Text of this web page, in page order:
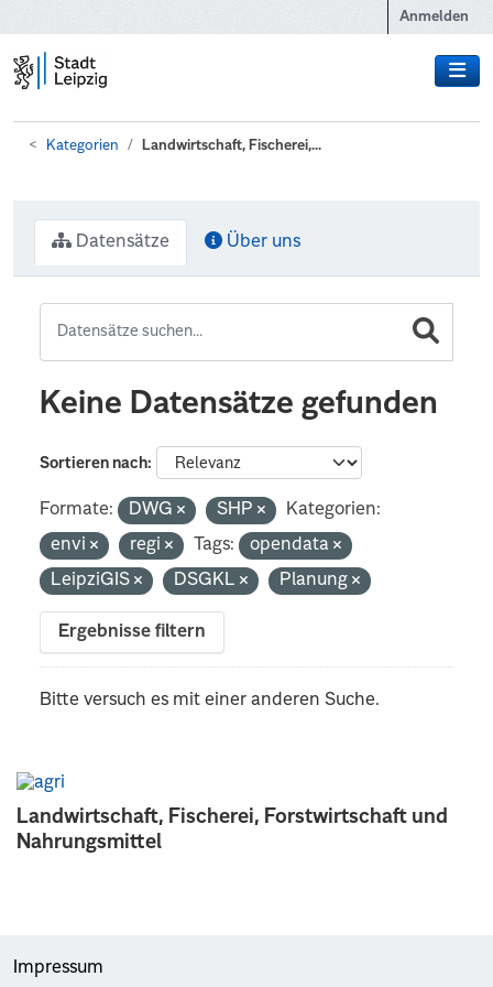
Anmelden
Kategorien Landwirtschaft, Fischerei,...
Landwirtschaft, Fischerei, Forstwirtschaft und
Nahrungsmittel
Datensätze Über uns
Keine Datensätze gefunden
Sortieren nach
Formate: DWG SHP
Kategorien:
envi
regi Tags:
opendata
LeipziGIS
DSGKL Planung
Ergebnisse filtern
Bitte versuch es mit einer anderen Suche.
Impressum